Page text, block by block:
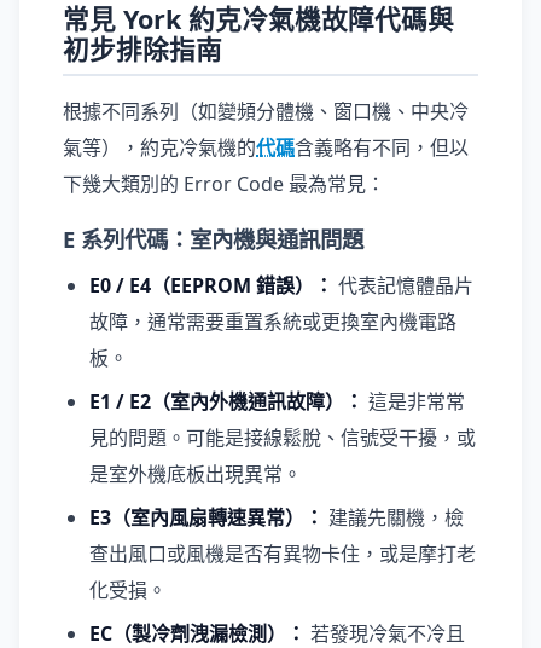
常見 York 約克冷氣機故障代碼與
初步排除指南
根據不同系列（如變頻分體機、窗口機、中央冷
氣等），約克冷氣機的代碼含義略有不同，但以
下幾大類別的 Error Code 最為常見：
E 系列代碼：室內機與通訊問題
E0 / E4（EEPROM 錯誤）： 代表記憶體晶片
故障，通常需要重置系統或更換室內機電路
板。
E1 / E2（室內外機通訊故障）： 這是非常常
見的問題。可能是接線鬆脫、信號受干擾，或
是室外機底板出現異常。
E3（室內風扇轉速異常）： 建議先關機，檢
查出風口或風機是否有異物卡住，或是摩打老
化受損。
EC（製冷劑洩漏檢測）： 若發現冷氣不冷且